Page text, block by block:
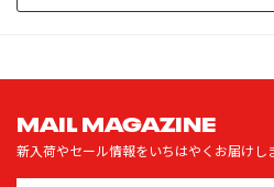
MAIL MAGAZINE
新入荷やセール情報をいちはやくお届けし